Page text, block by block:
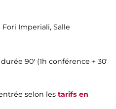
Fori Imperiali, Salle
durée 90' ​​(1h conférence + 30'
selon les tarifs en